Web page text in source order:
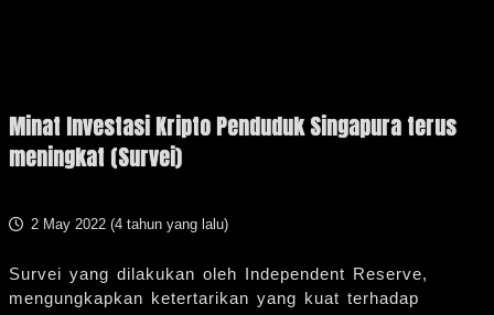
Minat Investasi Kripto Penduduk Singapura terus
meningkat (Survei)
2 May 2022 (4 tahun yang lalu)
Survei yang dilakukan oleh Independent Reserve,
mengungkapkan ketertarikan yang kuat terhadap